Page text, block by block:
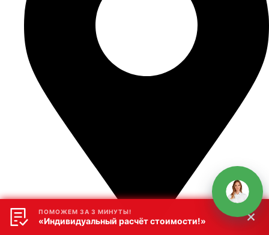
ПОМОЖЕМ ЗА 3 МИНУТЫ!
«Индивидуальный расчёт стоимости!»